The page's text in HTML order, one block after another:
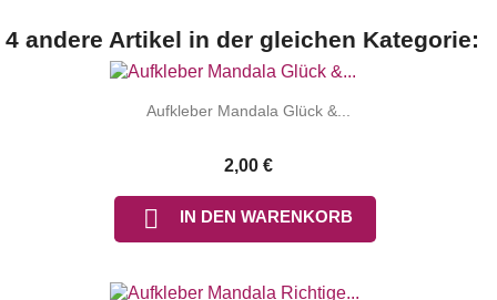
4 andere Artikel in der gleichen Kategorie:
Aufkleber Mandala Glück &...
2,00 €
 IN DEN WARENKORB